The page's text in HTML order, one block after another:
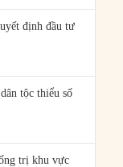
định đầu tư
tộc thiểu số
trị khu vực